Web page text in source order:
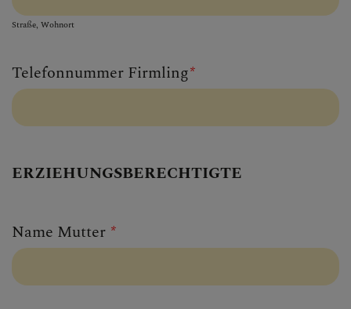
Straße, Wohnort
Telefonnummer Firmling*
ERZIEHUNGSBERECHTIGTE
Name Mutter *